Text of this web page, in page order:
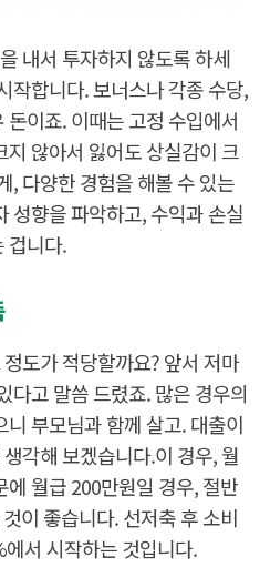
내서 투자하지 않도록 하세
작합니다. 보너스나 각종 수당,
이죠. 이때는 고정 수입에서
않아서 잃어도 상실감이 크
, 다양한 경험을 해볼 수 있는
성향을 파악하고, 수익과 손실
겁니다.
도가 적당할까요? 앞서 저마
다고 말씀 드렸죠. 많은 경우의
부모님과 함께 살고. 대출이
각해 보겠습니다.이 경우, 월
월급 200만원일 경우, 절반
이 좋습니다. 선저축 후 소비
서 시작하는 것입니다.